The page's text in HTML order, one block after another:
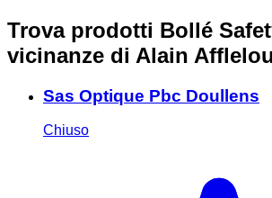
Trova prodotti Bollé
vicinanze di Alain
Sas Optique Pbc Doullens
Chiuso